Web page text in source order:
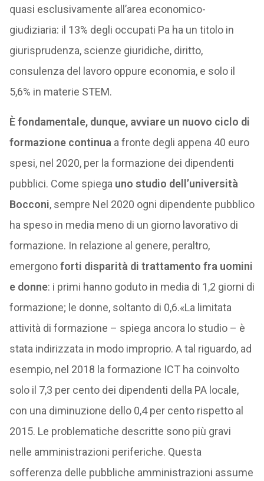
quasi esclusivamente all’area economico-
giudiziaria: il 13% degli occupati Pa ha un titolo in
giurisprudenza, scienze giuridiche, diritto,
consulenza del lavoro oppure economia, e solo il
5,6% in materie STEM.
È fondamentale, dunque, avviare un nuovo ciclo di
formazione continua a fronte degli appena 40 euro
spesi, nel 2020, per la formazione dei dipendenti
pubblici. Come spiega uno studio dell’università
Bocconi, sempre Nel 2020 ogni dipendente pubblico
ha speso in media meno di un giorno lavorativo di
formazione. In relazione al genere, peraltro,
emergonoforti disparità di trattamento fra uomini
e donne: i primi hanno goduto in media di 1,2 giorni di
formazione; le donne, soltanto di 0,6.«La limitata
attività di formazione – spiega ancora lo studio – è
stata indirizzata in modo improprio. A tal riguardo, ad
esempio, nel 2018 la formazione ICT ha coinvolto
solo il 7,3 per cento dei dipendenti della PA locale,
con una diminuzione dello 0,4 per cento rispetto al
2015. Le problematiche descritte sono più gravi
nelle amministrazioni periferiche. Questa
sofferenza delle pubbliche amministrazioni assume